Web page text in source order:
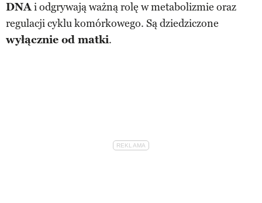
DNAi odgrywają ważną rolę w metabolizmie oraz
regulacji cyklu komórkowego. Są dziedziczone
wyłącznie od matki.